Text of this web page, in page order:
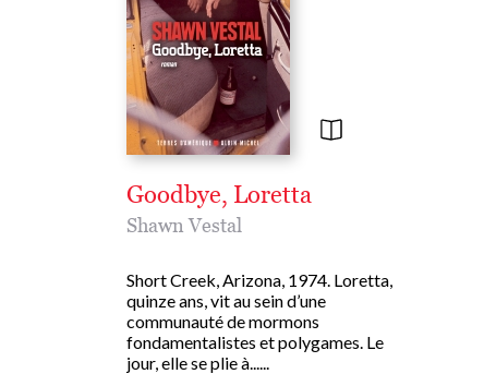
Goodbye, Loretta
Shawn Vestal
Short Creek, Arizona, 1974. Loretta,
quinze ans, vit au sein d’une
communauté de mormons
fondamentalistes et polygames. Le
jour, elle se plie à......